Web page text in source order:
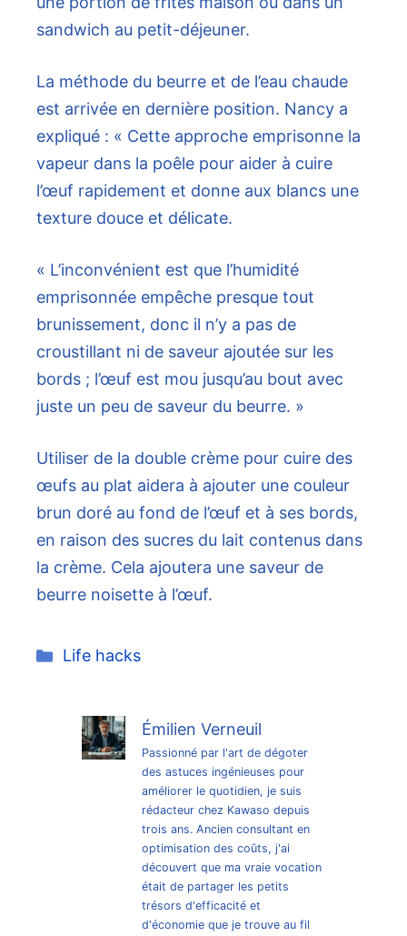
sandwich au petit-déjeuner.
La méthode du beurre et de l’eau chaude
est arrivée en dernière position. Nancy a
expliqué : « Cette approche emprisonne la
vapeur dans la poêle pour aider à cuire
l’œuf rapidement et donne aux blancs une
texture douce et délicate.
« L’inconvénient est que l’humidité
emprisonnée empêche presque tout
brunissement, donc il n’y a pas de
croustillant ni de saveur ajoutée sur les
bords ; l’œuf est mou jusqu’au bout avec
juste un peu de saveur du beurre. »
Utiliser de la double crème pour cuire des
œufs au plat aidera à ajouter une couleur
brun doré au fond de l’œuf et à ses bords,
en raison des sucres du lait contenus dans
la crème. Cela ajoutera une saveur de
beurre noisette à l’œuf.
Catégories
Life hacks
Émilien Verneuil
Passionné par l'art de dégoter
des astuces ingénieuses pour
améliorer le quotidien, je suis
rédacteur chez Kawaso depuis
trois ans. Ancien consultant en
optimisation des coûts, j'ai
découvert que ma vraie vocation
était de partager les petits
trésors d'efficacité et
d'économie que je trouve au fil